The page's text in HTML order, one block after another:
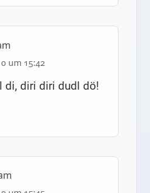
um 15:42
di, diri diri dudl dö!